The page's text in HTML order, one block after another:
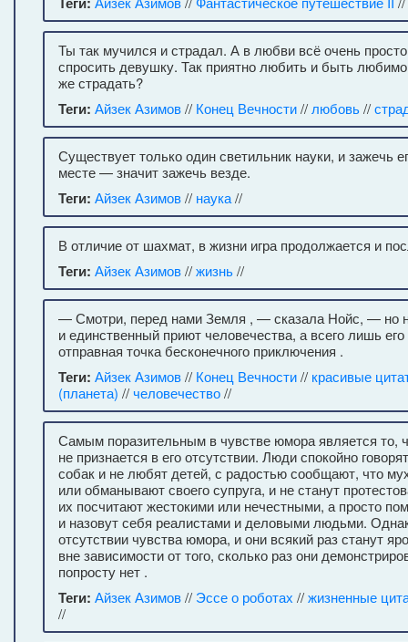
Ты так мучился и страдал. А в любви всё очень
спросить девушку. Так приятно любить и быть
же страдать?
Теги: Айзек Азимов// Конец Вечности// любовь//
Существует только один светильник науки, и зажечь
месте — значит зажечь везде.
Теги: Айзек Азимов// наука//
В отличие от шахмат, в жизни игра продолжается и
Теги: Айзек Азимов//жизнь//
— Смотри, перед нами Земля , — сказала Нойс, — но
и единственный приют человечества, а всего лишь
отправная точка бесконечного приключения .
Теги: Айзек Азимов// Конец Вечности// красивые
(планета) //человечество//
Самым поразительным в чувстве юмора является то,
не признается в его отсутствии. Люди спокойно
собак и не любят детей, с радостью сообщают, что
или обманывают своего супруга, и не станут
их посчитают жестокими или нечестными, а просто
и назовут себя реалистами и деловыми людьми.
отсутствии чувства юмора, и они всякий раз станут
вне зависимости от того, сколько раз они
попросту нет .
Теги: Айзек Азимов// Эссе о роботах //жизненные
//